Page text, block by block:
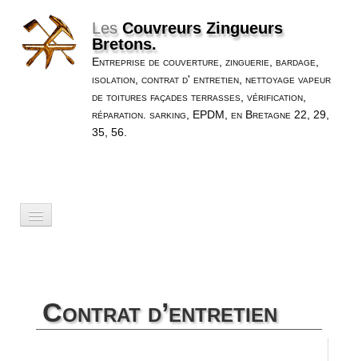
Les Couvreurs Zingueurs
Bretons.
Entreprise de couverture, zinguerie, bardage,
isolation, contrat d' entretien, nettoyage vapeur
de toitures façades terrasses, vérification,
réparation. sarking, EPDM, en Bretagne 22, 29,
35, 56.
Nos Réalisations▼
Contrat d’entretien